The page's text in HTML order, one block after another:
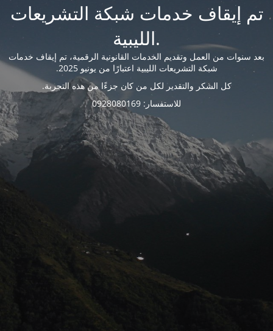
تم إيقاف خدمات شبكة التشريعات
الليبية.
بعد سنوات من العمل وتقديم الخدمات القانونية الرقمية، تم إيقاف خدمات
شبكة التشريعات الليبية اعتبارًا من يونيو 2025.
كل الشكر والتقدير لكل من كان جزءًا من هذه التجربة.
للاستفسار: 0928080169